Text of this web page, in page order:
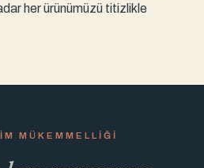
her ürünümüzü titizlikle
MÜKEMMELLIĞI